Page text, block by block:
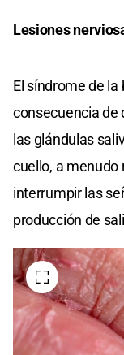
Lesiones
El síndrome de
consecuencia de
las glándulas
cuello, a menudo
interrumpir las
producción de